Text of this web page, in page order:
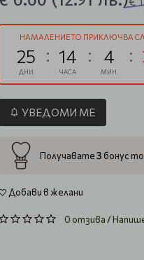
НАМАЛЕНИЕТО ПРИКЛЮЧВА
25
ДНИ
14
ЧАСА
4
МИН.
УВЕДОМИ МЕ
Получавате3 бонус
Добави в желани
0 отзива/